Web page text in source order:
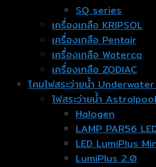
SQ series
เครื่องเกลือ KRIPSOL
เครื่องเกลือ Pentair
เครื่องเกลือ Waterco
เครื่องเกลือ ZODIAC
โคมไฟสระว่ายน้ำ
ไฟสระว่ายน้ำ Astralpool
Halogen
LAMP PAR56
LED LumiPlus
LumiPlus 2.0